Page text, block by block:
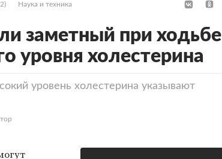
Наука и техника
заметный при ходьбе
уровня холестерина
уровень холестерина указывают